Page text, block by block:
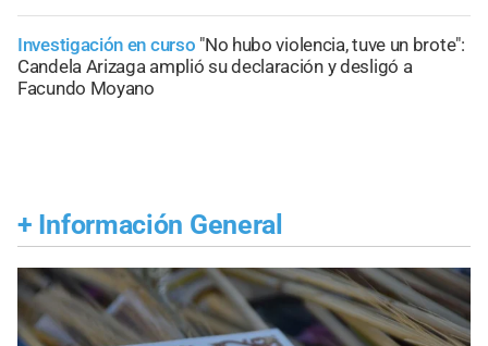
Investigación en curso "No hubo violencia, tuve un brote":
Candela Arizaga amplió su declaración y desligó a
Facundo Moyano
+ Información General